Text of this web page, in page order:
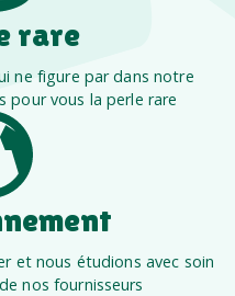
rare
ne figure par dans notre
pour vous la perle rare
et nous étudions avec soin
nos fournisseurs